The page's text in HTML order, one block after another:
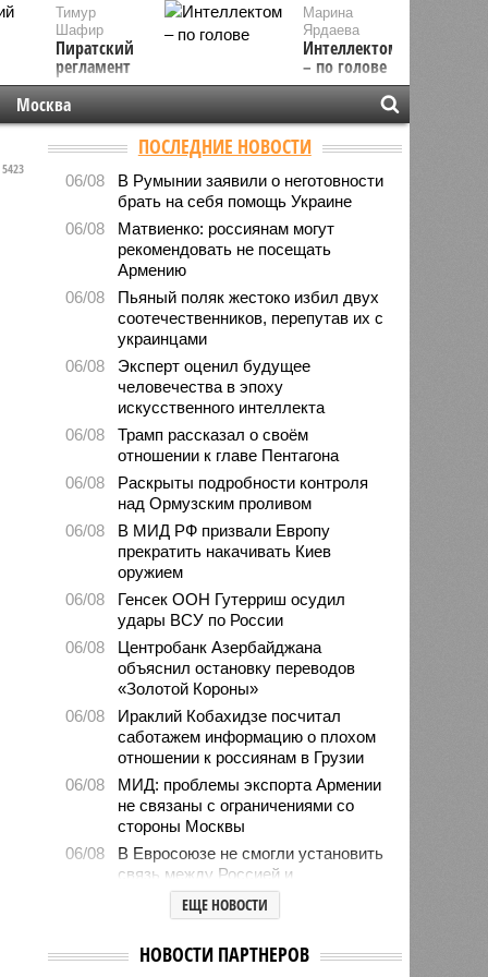
Марина
Ярдаева
Интеллектом
– по голове
Тимур
Шафир
Пиратский
регламент
Москва
5423
ПОСЛЕДНИЕ НОВОСТИ
06/08
В Румынии заявили о неготовности
брать на себя помощь Украине
06/08
Матвиенко: россиянам могут
рекомендовать не посещать
Армению
06/08
Пьяный поляк жестоко избил двух
соотечественников, перепутав их с
украинцами
06/08
Эксперт оценил будущее
человечества в эпоху
искусственного интеллекта
06/08
Трамп рассказал о своём
отношении к главе Пентагона
06/08
Раскрыты подробности контроля
над Ормузским проливом
06/08
В МИД РФ призвали Европу
прекратить накачивать Киев
оружием
06/08
Генсек ООН Гутерриш осудил
удары ВСУ по России
06/08
Центробанк Азербайджана
объяснил остановку переводов
«Золотой Короны»
06/08
Ираклий Кобахидзе посчитал
саботажем информацию о плохом
отношении к россиянам в Грузии
06/08
МИД: проблемы экспорта Армении
не связаны с ограничениями со
стороны Москвы
06/08
В Евросоюзе не смогли установить
связь между Россией и
миграционным кризисом в Сеуте
Ямпольская объяснила причины
ведущие вузы страны
ЕЩЕ НОВОСТИ
НОВОСТИ ПАРТНЕРОВ